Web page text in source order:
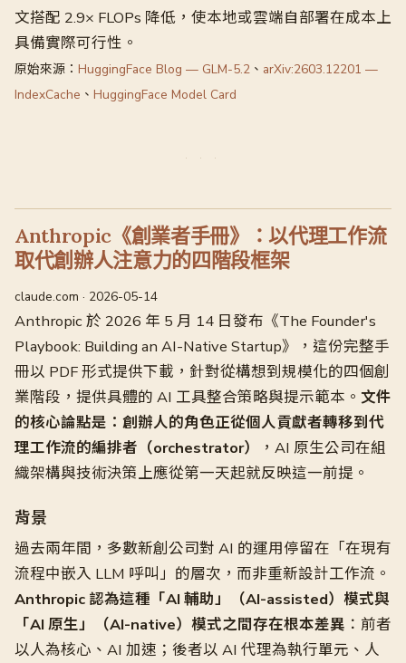
文搭配 2.9× FLOPs 降低，使本地或雲端自部署在成本上
具備實際可行性。
原始來源： HuggingFace Blog — GLM-5.2 、 arXiv:2603.12201 —
IndexCache 、 HuggingFace Model Card
Anthropic《創業者手冊》：以代理工作流
取代創辦人注意力的四階段框架
claude.com · 2026-05-14
Anthropic 於 2026 年 5 月 14 日發布《The Founder's
Playbook: Building an AI-Native Startup》，這份完整手
冊以 PDF 形式提供下載，針對從構想到規模化的四個創
業階段，提供具體的 AI 工具整合策略與提示範本。 文件
的核心論點是：創辦人的角色正從個人貢獻者轉移到代
理工作流的編排者（orchestrator）
，AI 原生公司在組
織架構與技術決策上應從第一天起就反映這一前提。
背景
過去兩年間，多數新創公司對 AI 的運用停留在「在現有
流程中嵌入 LLM 呼叫」的層次，而非重新設計工作流。
Anthropic 認為這種「AI 輔助」（AI-assisted）模式與
「AI 原生」（AI-native）模式之間存在根本差異 ：前者
以人為核心、AI 加速；後者以 AI 代理為執行單元、人